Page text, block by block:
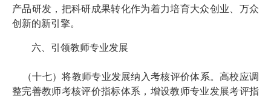
产品研发，把科研成果转化作为着力培育大众创业、万众
创新的新引擎。
六、引领教师专业发展
（十七）将教师专业发展纳入考核评价体系。高校应调
整完善教师考核评价指标体系，增设教师专业发展考评指